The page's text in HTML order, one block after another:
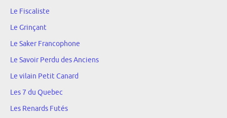
Le Fiscaliste
Le Grinçant
Le Saker Francophone
Le Savoir Perdu des Anciens
Le vilain Petit Canard
Les 7 du Quebec
Les Renards Futés